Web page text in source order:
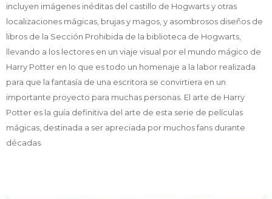
incluyen imágenes inéditas del castillo de Hogwarts y otras
localizaciones mágicas, brujas y magos, y asombrosos diseños de
libros de la Sección Prohibida de la biblioteca de Hogwarts,
llevando a los lectores en un viaje visual por el mundo mágico de
Harry Potter en lo que es todo un homenaje a la labor realizada
para que la fantasía de una escritora se convirtiera en un
importante proyecto para muchas personas. El arte de Harry
Potter es la guía definitiva del arte de esta serie de películas
mágicas, destinada a ser apreciada por muchos fans durante
décadas.